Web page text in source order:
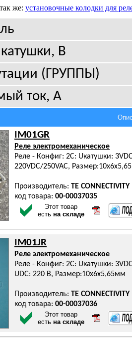
же: установочные колодки для
В
(ГРУППЫ)
ток, А
IM01GR
Реле электромеханическое
Реле - Конфиг: 2C: Uкатушки:
220VDC/250VAC,
Производитель: TE CONNECTIVITY
код товара: 00-00037035
Этот товар
есть на складе
IM01JR
Реле электромеханическое
Реле - Конфиг: 2C: Uкатушки:
UDC: 220 В, Размер:10x6x5,65мм
Производитель: TE CONNECTIVITY
код товара: 00-00037036
Этот товар
есть на складе